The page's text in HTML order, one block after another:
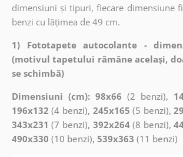
dimensiuni și tipuri, fiecare dimensiune
benzi cu lățimea de 49 cm.
1) Fototapete autocolante -
(motivul tapetului rămâne același,
se schimbă)
Dimensiuni (cm): 98x66 (2 benzi),
196x132 (4 benzi), 245x165 (5 benzi),
343x231 (7 benzi), 392x264(8 benzi),
490x330 (10 benzi), 539x363 (11 benzi)